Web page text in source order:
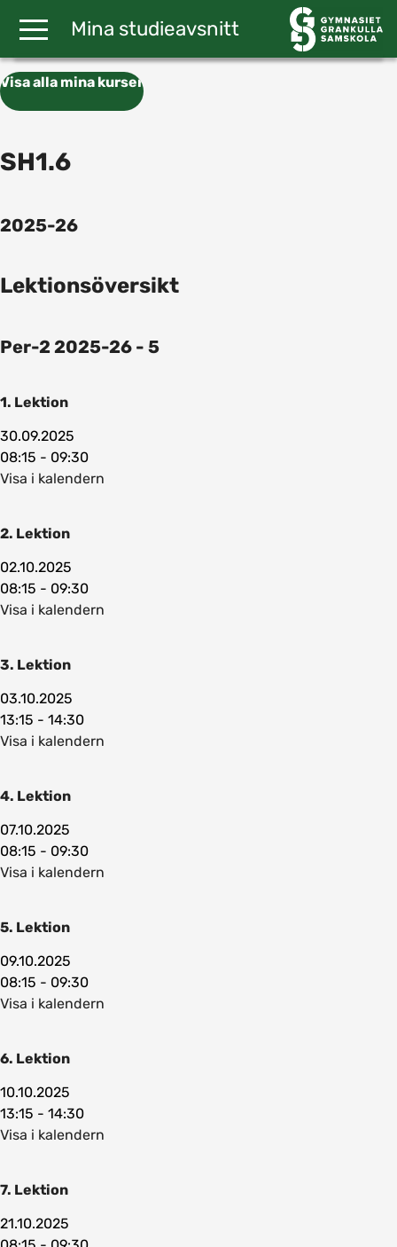
Mina studieavsnitt
Visa alla mina kurser
SH1.6
2025-26
Lektionsöversikt
Per-2 2025-26 - 5
1. Lektion
30.09.2025
08:15 - 09:30
Visa i kalendern
2. Lektion
02.10.2025
08:15 - 09:30
Visa i kalendern
3. Lektion
03.10.2025
13:15 - 14:30
Visa i kalendern
4. Lektion
07.10.2025
08:15 - 09:30
Visa i kalendern
5. Lektion
09.10.2025
08:15 - 09:30
Visa i kalendern
6. Lektion
10.10.2025
13:15 - 14:30
Visa i kalendern
7. Lektion
21.10.2025